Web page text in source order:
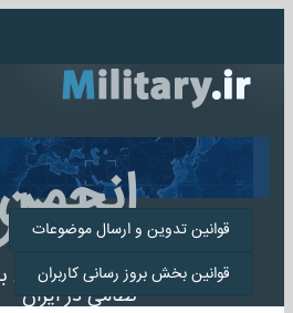
انجمن میلیتاری
نظامی در ایران
قوانین تدوین و ارسال موضوعات
قوانین بخش بروز رسانی کاربران